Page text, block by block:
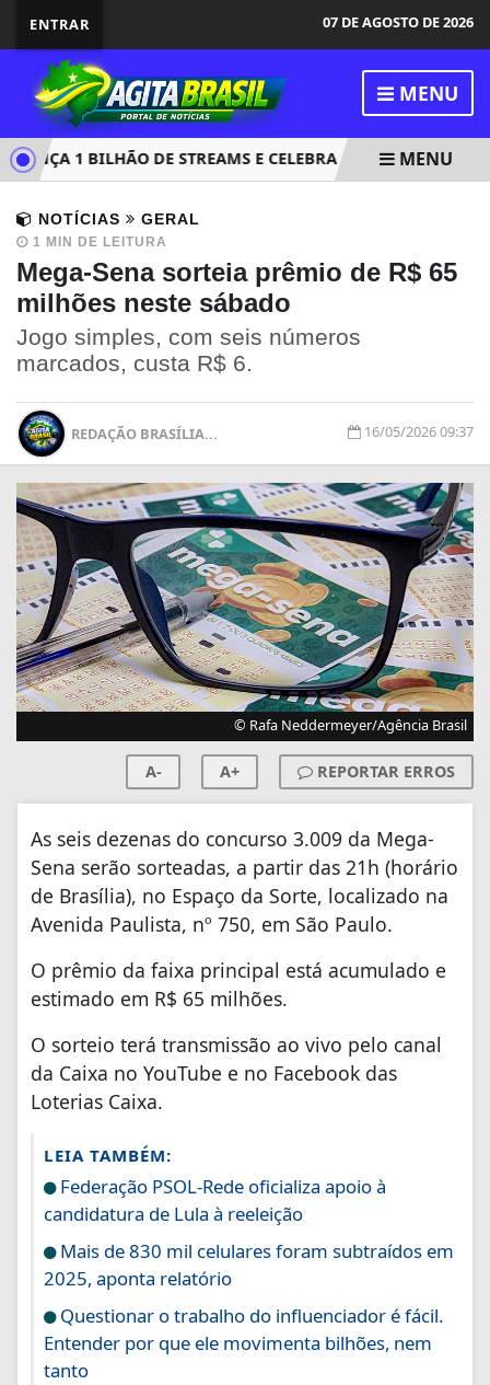
ENTRAR 07 DE AGOSTO DE 2026
MENU
1 BILHÃO DE STREAMS E CELEBRA CRESCIMENTO DA
MENU
NOTÍCIAS GERAL
1 MIN DE LEITURA
Mega-Sena sorteia prêmio de R$ 65
milhões neste sábado
Jogo simples, com seis números
marcados, custa R$ 6.
REDAÇÃO BRASÍLIA... 16/05/2026 09:37
© Rafa Neddermeyer/Agência Brasil
A- A+ REPORTAR ERROS
As seis dezenas do concurso 3.009 da Mega-
Sena serão sorteadas, a partir das 21h (horário
de Brasília), no Espaço da Sorte, localizado na
Avenida Paulista, nº 750, em São Paulo.
O prêmio da faixa principal está acumulado e
estimado em R$ 65 milhões.
O sorteio terá transmissão ao vivo pelo canal
da Caixa no YouTube e no Facebook das
Loterias Caixa.
LEIA TAMBÉM:
Federação PSOL-Rede oficializa apoio à
candidatura de Lula à reeleição
Mais de 830 mil celulares foram subtraídos em
2025, aponta relatório
Questionar o trabalho do influenciador é fácil.
Entender por que ele movimenta bilhões, nem
tanto